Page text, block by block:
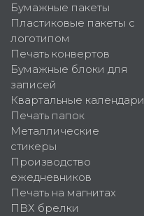
Бумажные пакеты
Пластиковые пакеты с
логотипом
Печать конвертов
Бумажные блоки для
записей
Квартальные календари
Печать папок
Металлические
стикеры
Производство
ежедневников
Печать на магнитах
ПВХ брелки